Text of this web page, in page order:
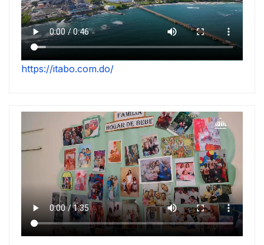
https://itabo.com.do/